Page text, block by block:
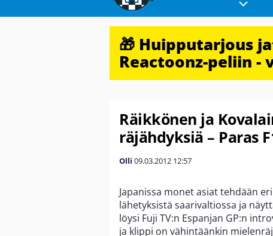
🎁 Huipputarjous
Reactoonz-peliin -
Räikkönen ja
räjähdyksiä – Paras
Olli 09.03.2012 12:57
Japanissa monet asiat tehdään
lähetyksistä saarivaltiossa ja
löysi Fuji TV:n Espanjan GP:n
ja klippi on vähintäänkin